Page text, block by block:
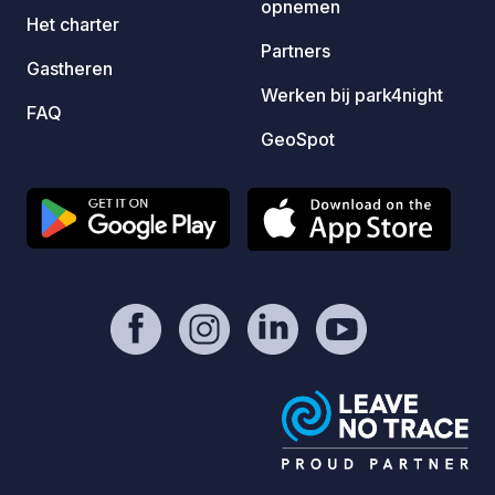
Het charter
Gastheren
FAQ
opnemen
Partners
Werken bij park4night
GeoSpot